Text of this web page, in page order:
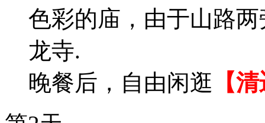
色彩的庙，由于山路
龙寺.
晚餐后，自由闲逛 【